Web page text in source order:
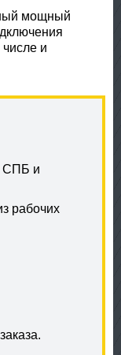
мощный
и
СПБ и
рабочих